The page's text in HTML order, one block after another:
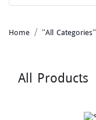
Home "All Categories"
All Products